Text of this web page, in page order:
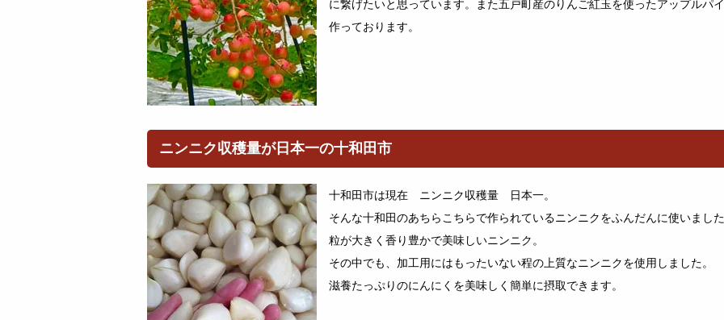
に繋げたいと思っています。また五戸町産のりんご紅玉を使ったアップルパ
作っております。
ニンニク収穫量が日本一の十和田市
十和田市は現在 ニンニク収穫量 日本一。
そんな十和田のあちらこちらで作られているニンニクをふんだんに使いました
粒が大きく香り豊かで美味しいニンニク。
その中でも、加工用にはもったいない程の上質なニンニクを使用しました。
滋養たっぷりのにんにくを美味しく簡単に摂取できます。